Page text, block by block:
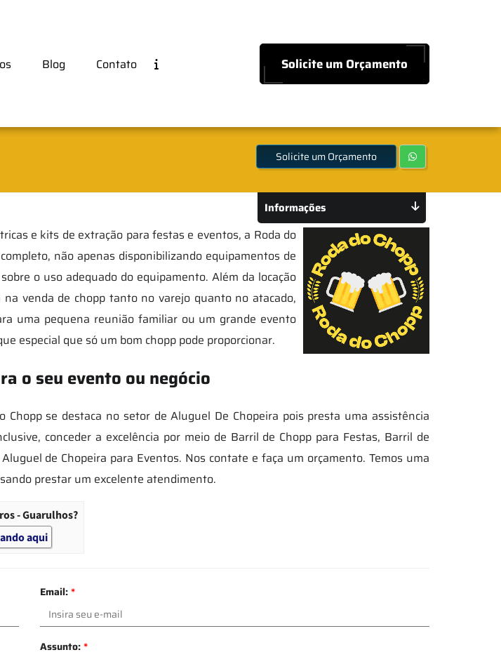
Blog Contato Solicite um Orçamento
Solicite um Orçamento
e kits de extração para festas e eventos, a Roda do
não apenas disponibilizando equipamentos de
o uso adequado do equipamento. Além da locação
na venda de chopp tanto no varejo quanto no atacado,
uma pequena reunião familiar ou um grande evento
especial que só um bom chopp pode proporcionar.
o seu evento ou negócio
se destaca no setor de Aluguel De Chopeira pois presta uma assistência
conceder a excelência por meio de Barril de Chopp para Festas, Barril de
de Chopeira para Eventos. Nos contate e faça um orçamento. Temos uma
prestar um excelente atendimento.
- Guarulhos?
aqui
Email:*
Assunto:*
Informações